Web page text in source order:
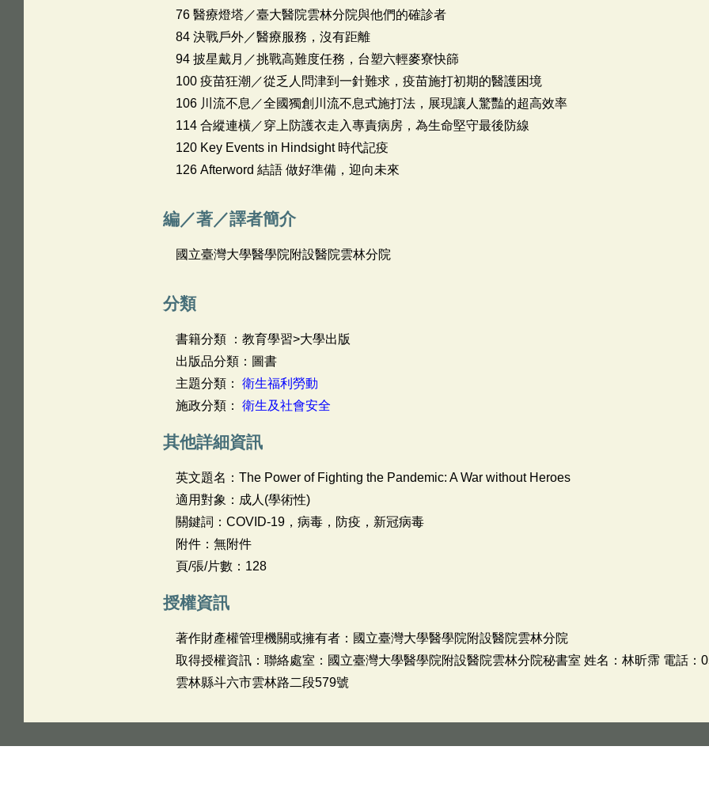
76 醫療燈塔／臺大醫院雲林分院與他們的確診者
84 決戰戶外／醫療服務，沒有距離
94 披星戴月／挑戰高難度任務，台塑六輕麥寮快篩
100 疫苗狂潮／從乏人問津到一針難求，疫苗施打初期的醫護困境
106 川流不息／全國獨創川流不息式施打法，展現讓人驚豔的超高效率
114 合縱連橫／穿上防護衣走入專責病房，為生命堅守最後防線
120 Key Events in Hindsight 時代記疫
126 Afterword 結語 做好準備，迎向未來
編／著／譯者簡介
國立臺灣大學醫學院附設醫院雲林分院
分類
書籍分類 ：教育學習>大學出版
出版品分類：圖書
主題分類： 衛生福利勞動
施政分類： 衛生及社會安全
其他詳細資訊
英文題名： The Power of Fighting the Pandemic: A War without Heroes
適用對象：成人(學術性)
關鍵詞：COVID-19，病毒，防疫，新冠病毒
附件：無附件
頁/張/片數：128
授權資訊
著作財產權管理機關或擁有者：國立臺灣大學醫學院附設醫院雲林分院
取得授權資訊：聯絡處室：國立臺灣大學醫學院附設醫院雲林分院秘書室 姓名：林昕霈 電話：
雲林縣斗六市雲林路二段579號